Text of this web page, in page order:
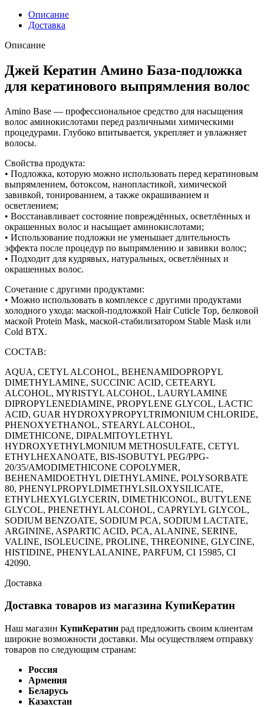
Описание
Доставка
Описание
Джей Кератин Амино База-подложка
для кератинового выпрямления волос
Amino Base — профессиональное средство для насыщения
волос аминокислотами перед различными химическими
процедурами. Глубоко впитывается, укрепляет и увлажняет
волосы.
Свойства продукта:
• Подложка, которую можно использовать перед кератиновым
выпрямлением, ботоксом, нанопластикой, химической
завивкой, тонированием, а также окрашиванием и
осветлением;
• Восстанавливает состояние повреждённых, осветлённых и
окрашенных волос и насыщает аминокислотами;
• Использование подложки не уменьшает длительность
эффекта после процедур по выпрямлению и завивки волос;
• Подходит для кудрявых, натуральных, осветлённых и
окрашенных волос.
Сочетание с другими продуктами:
• Можно использовать в комплексе с другими продуктами
холодного ухода: маской-подложкой Hair Cuticle Top, белковой
маской Protein Mask, маской-стабилизатором Stable Mask или
Cold BTX.
СОСТАВ:
AQUA, CETYL ALCOHOL, BEHENAMIDOPROPYL
DIMETHYLAMINE, SUCCINIC ACID, CETEARYL
ALCOHOL, MYRISTYL ALCOHOL, LAURYLAMINE
DIPROPYLENEDIAMINE, PROPYLENE GLYCOL, LACTIC
ACID, GUAR HYDROXYPROPYLTRIMONIUM CHLORIDE,
PHENOXYETHANOL, STEARYL ALCOHOL,
DIMETHICONE, DIPALMITOYLETHYL
HYDROXYETHYLMONIUM METHOSULFATE, CETYL
ETHYLHEXANOATE, BIS-ISOBUTYL PEG/PPG-
20/35/AMODIMETHICONE COPOLYMER,
BEHENAMIDOETHYL DIETHYLAMINE, POLYSORBATE
80, PHENYLPROPYLDIMETHYLSILOXYSILICATE,
ETHYLHEXYLGLYCERIN, DIMETHICONOL, BUTYLENE
GLYCOL, PHENETHYL ALCOHOL, CAPRYLYL GLYCOL,
SODIUM BENZOATE, SODIUM PCA, SODIUM LACTATE,
ARGININE, ASPARTIC ACID, PCA, ALANINE, SERINE,
VALINE, ISOLEUCINE, PROLINE, THREONINE, GLYCINE,
HISTIDINE, PHENYLALANINE, PARFUM, CI 15985, CI
42090.
Доставка
Доставка товаров из магазина КупиКератин
Наш магазин КупиКератин рад предложить своим клиентам
широкие возможности доставки. Мы осуществляем отправку
товаров по следующим странам:
Россия
Армения
Беларусь
Казахстан